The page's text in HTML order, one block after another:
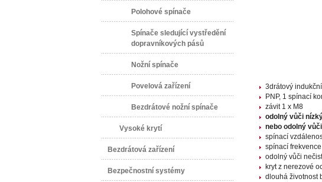
Polohové spínače
Spínače sledující vystředění
dopravníkových pásů
Nožní spínače
Povelová zařízení
Bezdrátové nožní spínače
Vysoké krytí
Bezdrátová zařízení
Bezpečnostní systémy
3drátový
PNP, 1 spínací
závit 1 x M8
odolný vůči
nebo odolný vůč
spínací
spínací
odolný vůči
kryt z nerezové
dlouhá životnost